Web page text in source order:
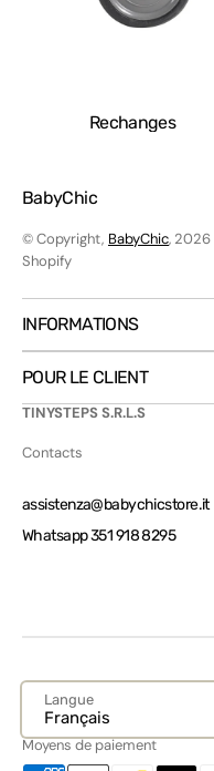
Rechanges
BabyChic
© Copyright, BabyChic, 2026
Shopify
INFORMATIONS
POUR LE CLIENT
TINYSTEPS S.R.L.S
Contacts
assistenza@babychicstore.it
Whatsapp 351 918 8295
Langue
Français
Moyens de paiement